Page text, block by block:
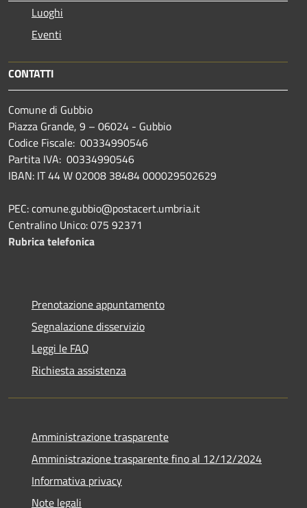
Luoghi
Eventi
CONTATTI
Comune di Gubbio
Piazza Grande, 9 – 06024 - Gubbio
Codice Fiscale: 00334990546
Partita IVA: 00334990546
IBAN: IT 44 W 02008 38484 000029502629
PEC: comune.gubbio@postacert.umbria.it
Centralino Unico: 075 92371
Rubrica telefonica
Prenotazione appuntamento
Segnalazione disservizio
Leggi le FAQ
Richiesta assistenza
Amministrazione trasparente
Amministrazione trasparente fino al 12/12/2024
Informativa privacy
Note legali